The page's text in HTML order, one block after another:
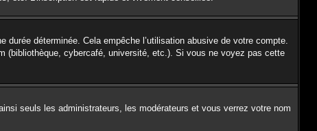
déterminée. Cela empêche l’utilisation abusive de votre compte.
(bibliothèque, cybercafé, université, etc.). Si vous ne voyez pas cette
seuls les administrateurs, les modérateurs et vous verrez votre nom